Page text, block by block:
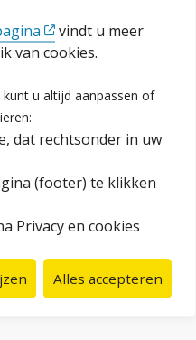
vindt u meer
van cookies.
u altijd aanpassen of
dat rechtsonder in uw
(footer) te klikken
Privacy en cookies
Alles accepteren